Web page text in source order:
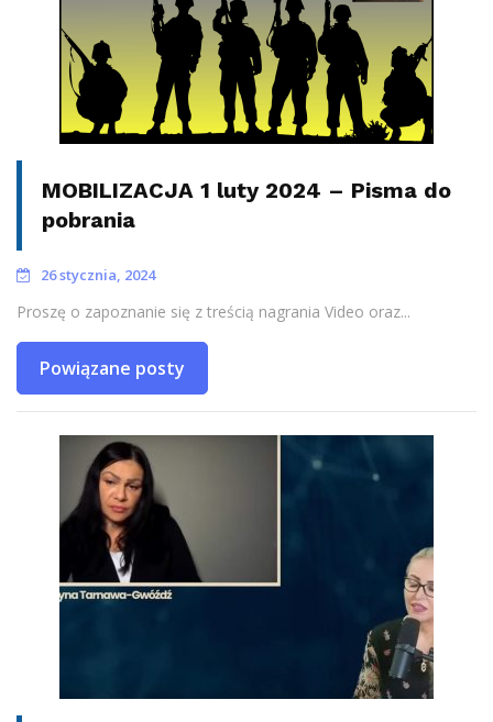
MOBILIZACJA 1 luty 2024 – Pisma do
pobrania
26 stycznia, 2024
Proszę o zapoznanie się z treścią nagrania Video oraz...
Powiązane posty